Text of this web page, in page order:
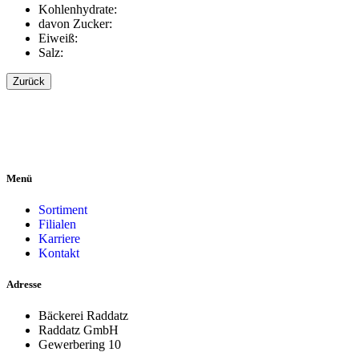
Kohlenhydrate:
davon Zucker:
Eiweiß:
Salz:
Zurück
Menü
Sortiment
Filialen
Karriere
Kontakt
Adresse
Bäckerei Raddatz
Raddatz GmbH
Gewerbering 10